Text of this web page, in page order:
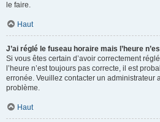
le faire.
Haut
J’ai réglé le fuseau horaire mais l’heure
Si vous êtes certain d’avoir correctement
l’heure n’est toujours pas correcte, il est
erronée. Veuillez contacter un administrateur
problème.
Haut